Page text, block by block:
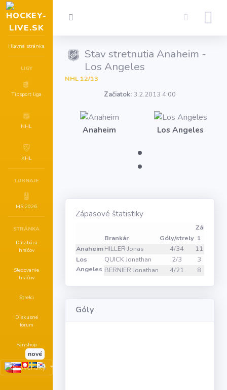
Hlavná stránka
LIGY
Tipsport liga
NHL
KHL
TURNAJE
MS 2026
STRÁNKA
Databáza
hráčov
Sledovanie
hráčov
Strelci
Diskusné
fórum
Fanshop
nové
Stav stretnutia Anaheim -
Los Angeles
NHL 12/13
Začiatok: 3.2.2013 4:00
Anaheim
:
Los Angeles
Zápasové štatistiky
Zákroky
Brankár
Góly/strely 1
AnaheimHILLER Jonas 4/34 11
Los
Angeles
QUICK Jonathan 2/3 3
BERNIER Jonathan
4/21 8
Góly